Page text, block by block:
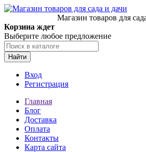
Магазин товаров для
Корзина ждет
Выберите любое предложение
Найти
Вход
Регистрация
Главная
Блог
Доставка
Оплата
Контакты
Карта сайта